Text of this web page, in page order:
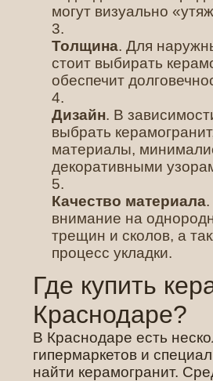
могут визуально
Толщина. Для
стоит выбирать
обеспечит
Дизайн. В
выбрать
материалы,
декоративными
Качество материала
внимание на
трещин и сколов, а
процесс укладки.
Где купить
Краснодаре?
В Краснодаре есть
гипермаркетов и
найти керамогранит.